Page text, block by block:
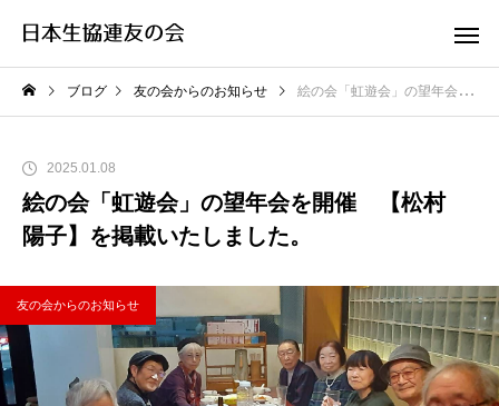
ブログ 友の会からのお知らせ 絵の会「虹遊会」の望年会を開催 【松村 陽子】を掲載いたしました。
2025.01.08
絵の会「虹遊会」の望年会を開催 【松村
陽子】を掲載いたしました。
友の会からのお知らせ